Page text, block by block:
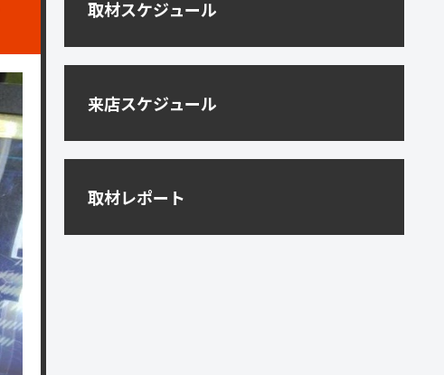
取材スケジュール
来店スケジュール
取材レポート